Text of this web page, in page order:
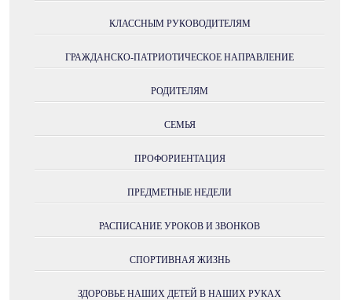
КЛАССНЫМ РУКОВОДИТЕЛЯМ
ГРАЖДАНСКО-ПАТРИОТИЧЕСКОЕ НАПРАВЛЕНИЕ
РОДИТЕЛЯМ
СЕМЬЯ
ПРОФОРИЕНТАЦИЯ
ПРЕДМЕТНЫЕ НЕДЕЛИ
РАСПИСАНИЕ УРОКОВ И ЗВОНКОВ
СПОРТИВНАЯ ЖИЗНЬ
ЗДОРОВЬЕ НАШИХ ДЕТЕЙ В НАШИХ РУКАХ